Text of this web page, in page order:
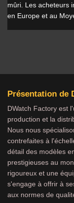
mûri. Les acheteurs
en Europe et au
Présentation de
DWatch Factory est
production et la
Nous nous
contrefaites à
détail des modèles
prestigieuses au
rigoureux et une
s'engage à offrir à
aux normes de